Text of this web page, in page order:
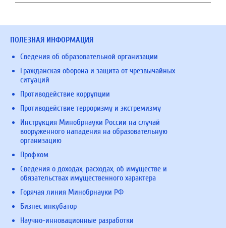
ПОЛЕЗНАЯ ИНФОРМАЦИЯ
Сведения об образовательной организации
Гражданская оборона и защита от чрезвычайных
ситуаций
Противодействие коррупции
Противодействие терроризму и экстремизму
Инструкция Минобрнауки России на случай
вооруженного нападения на образовательную
организацию
Профком
Сведения о доходах, расходах, об имуществе и
обязательствах имущественного характера
Горячая линия Минобрнауки РФ
Бизнес инкубатор
Научно-инновационные разработки